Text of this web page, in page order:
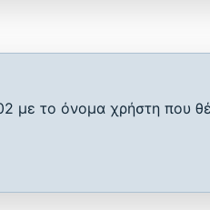
με το όνομα χρήστη που